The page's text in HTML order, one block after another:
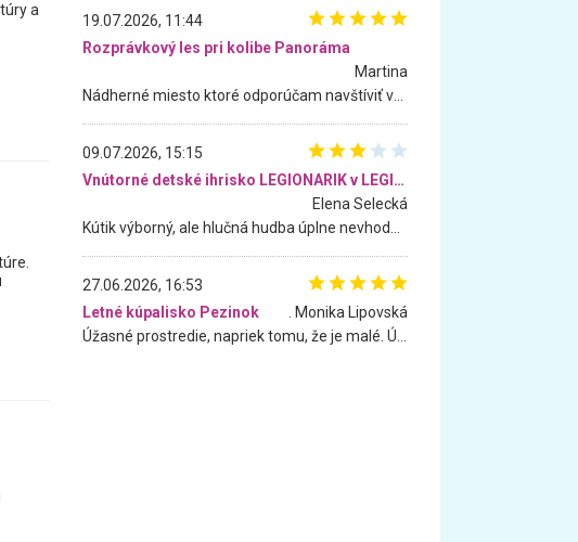
a
19.07.2026, 11:44
Rozprávkový les pri kolibe Panoráma
Martina
09.07.2026, 15:15
Vnútorné detské ihrisko LEGIONARIK v LEGIA Fitness
Elena Selecká
27.06.2026, 16:53
Letné kúpalisko Pezinok
. Monika Lipovská